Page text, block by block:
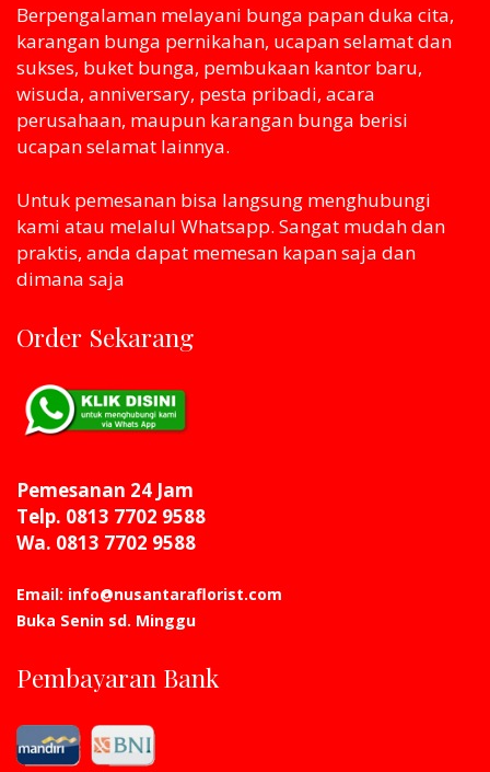
Berpengalaman melayani bunga papan duka cita,
karangan bunga pernikahan, ucapan selamat dan
sukses, buket bunga, pembukaan kantor baru,
wisuda, anniversary, pesta pribadi, acara
perusahaan, maupun karangan bunga berisi
ucapan selamat lainnya.
Untuk pemesanan bisa langsung menghubungi
kami atau melaluI Whatsapp. Sangat mudah dan
praktis, anda dapat memesan kapan saja dan
dimana saja
Order Sekarang
Pemesanan 24 Jam
Telp. 0813 7702 9588
Wa. 0813 7702 9588
Email: info@nusantaraflorist.com
Buka Senin sd. Minggu
Pembayaran Bank